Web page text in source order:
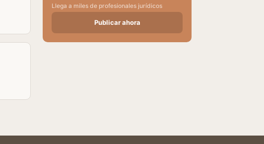
Llega a miles de profesionales jurídicos
Publicar ahora